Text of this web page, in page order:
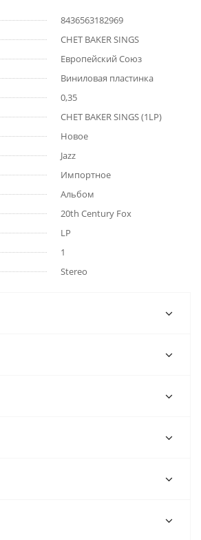
8436563182969
CHET BAKER SINGS
Европейский Союз
Виниловая пластинка
0,35
CHET BAKER SINGS (1LP)
Новое
Jazz
Импортное
Альбом
20th Century Fox
LP
1
Stereo